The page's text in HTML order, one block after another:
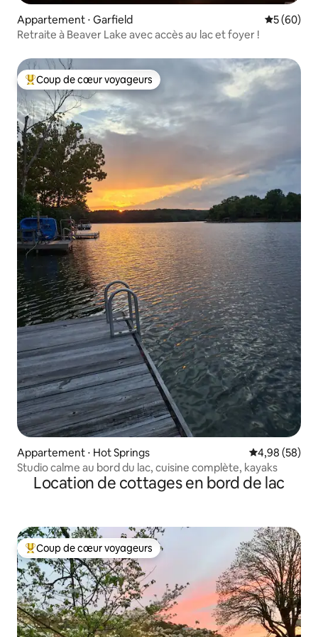
Appartement ⋅ Garfield
5 (60)
Retraite à Beaver Lake avec accès au lac et foyer !
Coups de cœur voyageurs les plus appréciés
Coup de cœur voyageurs
Appartement ⋅ Hot Springs Évaluation
4,98 (58)
Studio calme au bord du lac, cuisine complète, kayaks
Location de cottages en bord de lac
Coups de cœur voyageurs les plus appréciés
Coup de cœur voyageurs